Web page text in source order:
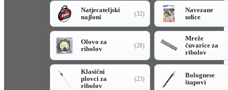
Natjecateljski
najloni
(32)
Navezane
udice
Olovo za
ribolov
(28)
Mreže
čuvarice za
ribolov
Klasični
plovci za
ribolov
(23)
Bolognese
štapovi